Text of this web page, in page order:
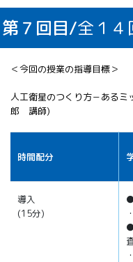
第７回目/全１４
＜今回の授業の指導目標＞
人工衛星のつくり方－ある
郎 講師)
時間配分
導入
(15分)